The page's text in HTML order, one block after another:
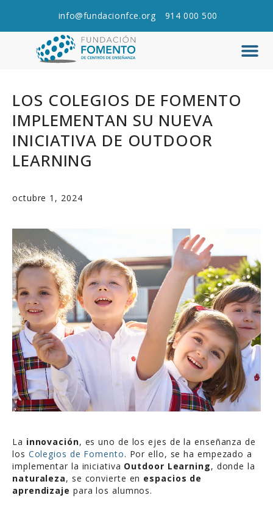
info@fundacionfce.org 914 000 500
LOS COLEGIOS DE FOMENTO
IMPLEMENTAN SU NUEVA
INICIATIVA DE OUTDOOR
LEARNING
octubre 1, 2024
La innovación, es uno de los ejes de la enseñanza de
los Colegios de Fomento. Por ello, se ha empezado a
implementar la iniciativa Outdoor Learning, donde la
naturaleza, se convierte en espacios de
aprendizaje para los alumnos.